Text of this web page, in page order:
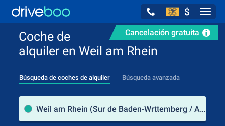
$
Cancelación gratuita
Coche de
alquiler en Weil am Rhein
Búsqueda de coches de alquiler Búsqueda avanzada
Weil am Rhein (Sur de Baden-Wrttemberg / Alemania)